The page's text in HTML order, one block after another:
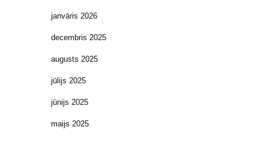
janvāris 2026
decembris 2025
augusts 2025
jūlijs 2025
jūnijs 2025
maijs 2025